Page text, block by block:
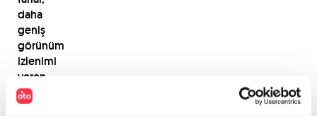
daha
geniş
görünüm
izlenimi
veren
öntampon,
LED